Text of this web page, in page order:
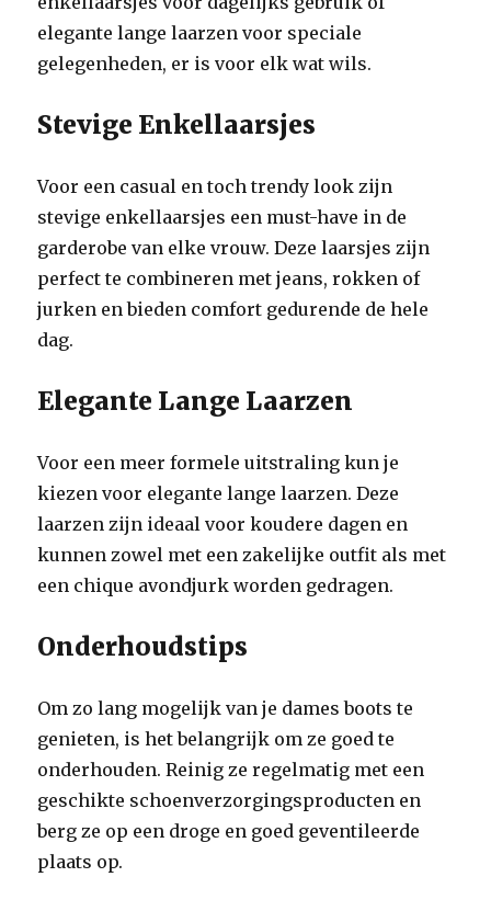
elegante lange laarzen voor speciale
gelegenheden, er is voor elk wat wils.
Stevige Enkellaarsjes
Voor een casual en toch trendy look zijn
stevige enkellaarsjes een must-have in de
garderobe van elke vrouw. Deze laarsjes zijn
perfect te combineren met jeans, rokken of
jurken en bieden comfort gedurende de hele
dag.
Elegante Lange Laarzen
Voor een meer formele uitstraling kun je
kiezen voor elegante lange laarzen. Deze
laarzen zijn ideaal voor koudere dagen en
kunnen zowel met een zakelijke outfit als met
een chique avondjurk worden gedragen.
Onderhoudstips
Om zo lang mogelijk van je dames boots te
genieten, is het belangrijk om ze goed te
onderhouden. Reinig ze regelmatig met een
geschikte schoenverzorgingsproducten en
berg ze op een droge en goed geventileerde
plaats op.